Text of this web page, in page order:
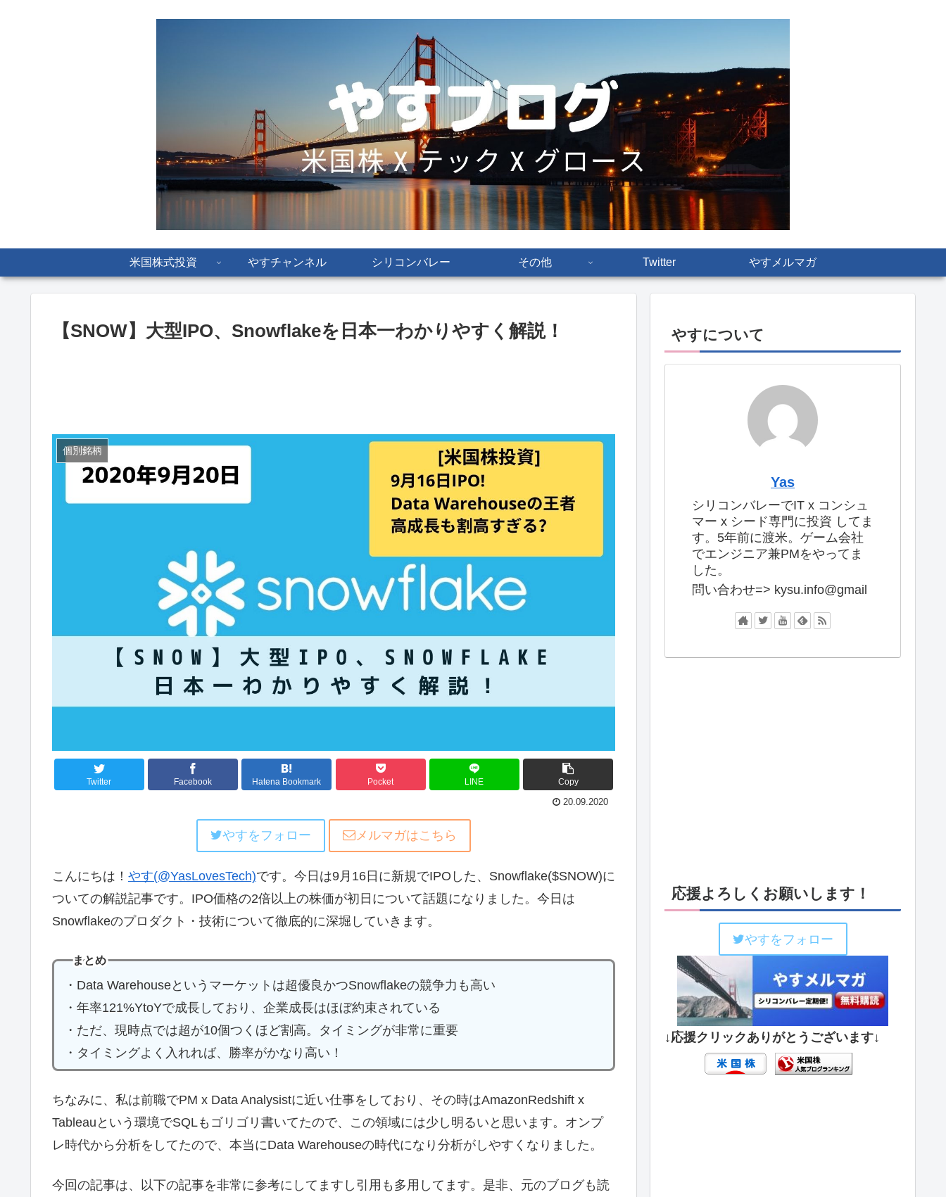
米国株式投資 やすチャンネル シリコンバレー その他 Twitter やすメルマガ
【SNOW】大型IPO、Snowflakeを日本一わかりやすく解説！
個別銘柄
Twitter Facebook Hatena Bookmark Pocket LINE Copy
20.09.2020
やすをフォロー メルマガはこちら
こんにちは！ やす(@YasLovesTech)です。今日は9月16日に新規でIPOした、Snowflake($SNOW)に
ついての解説記事です。IPO価格の2倍以上の株価が初日について話題になりました。今日は
Snowflakeのプロダクト・技術について徹底的に深堀していきます。
まとめ
・Data Warehouseというマーケットは超優良かつSnowflakeの競争力も高い
・年率121%YtoYで成長しており、企業成長はほぼ約束されている
・ただ、現時点では超が10個つくほど割高。タイミングが非常に重要
・タイミングよく入れれば、勝率がかなり高い！
ちなみに、私は前職でPM x Data Analysistに近い仕事をしており、その時はAmazonRedshift x
Tableauという環境でSQLもゴリゴリ書いてたので、この領域には少し明るいと思います。オンプ
レ時代から分析をしてたので、本当にData Warehouseの時代になり分析がしやすくなりました。
今回の記事は、以下の記事を非常に参考にしてますし引用も多用してます。是非、元のブログも読
やすについて
Yas
シリコンバレーでIT x コンシュ
マー x シード専門に投資 してま
す。5年前に渡米。ゲーム会社
でエンジニア兼PMをやってま
した。
問い合わせ=> kysu.info@gmail
応援よろしくお願いします！
やすをフォロー
↓応援クリックありがとうございます↓